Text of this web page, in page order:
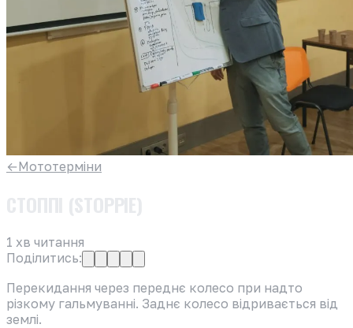
←Мототерміни
1 хв читання
Поділитись:
Перекидання через переднє колесо при надто
різкому гальмуванні. Заднє колесо відривається від
землі.